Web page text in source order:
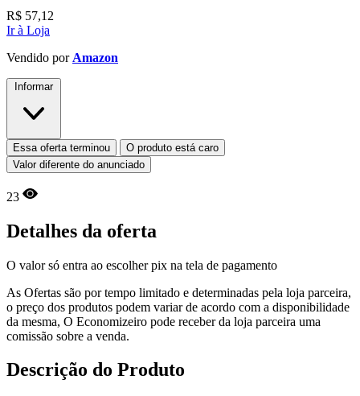
R$ 57,12
Ir à Loja
Vendido por Amazon
Informar
Essa oferta terminou
O produto está caro
Valor diferente do anunciado
23
Detalhes da oferta
O valor só entra ao escolher pix na tela de pagamento
As Ofertas são por tempo limitado e determinadas pela loja parceira,
o preço dos produtos podem variar de acordo com a disponibilidade
da mesma, O Economizeiro pode receber da loja parceira uma
comissão sobre a venda.
Descrição do Produto